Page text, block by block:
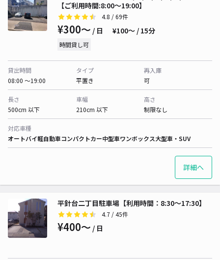
【ご利用時間:8:00～19:00】
4.8 / 69件
¥300〜 / 日 ¥100〜 / 15分
時間貸し可
貸出時間
08:00 〜19:00
タイプ
平置き
再入庫
可
長さ
500cm 以下
車幅
210cm 以下
高さ
制限なし
対応車種
オートバイ軽自動車コンパクトカー中型車ワンボックス大型車・SUV
詳細へ
平針台二丁目駐車場【利用時間：8:30～17:30】
4.7 / 45件
¥400〜 / 日